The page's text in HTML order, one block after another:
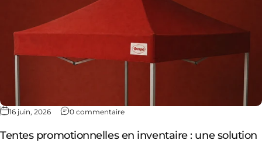
16 juin, 2026 0 commentaire
Tentes promotionnelles en inventaire : une solution